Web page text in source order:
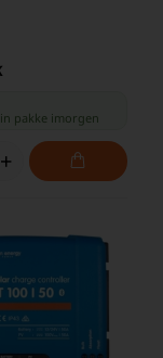
pakke imorgen
+